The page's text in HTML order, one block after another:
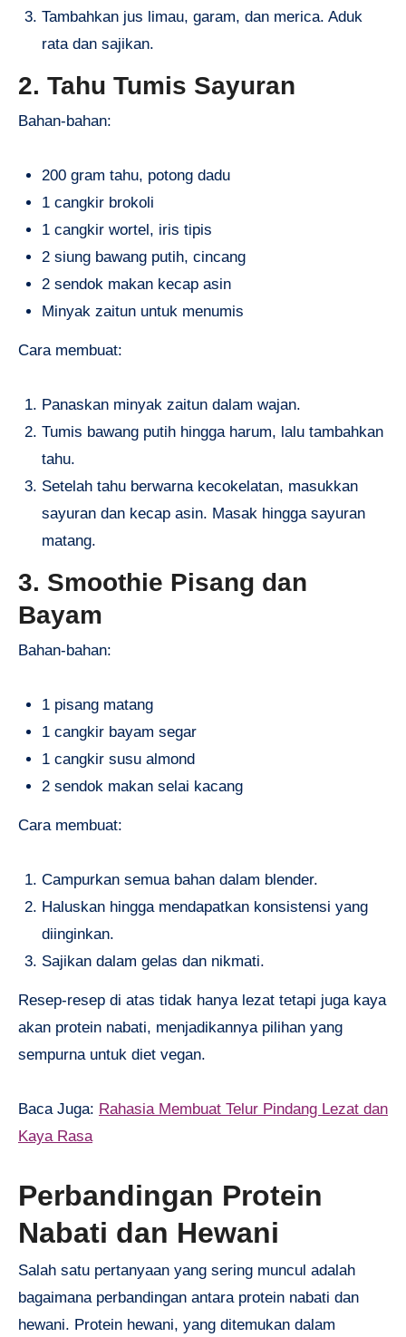
Tambahkan jus limau, garam, dan merica. Aduk
rata dan sajikan.
2. Tahu Tumis Sayuran
Bahan-bahan:
200 gram tahu, potong dadu
1 cangkir brokoli
1 cangkir wortel, iris tipis
2 siung bawang putih, cincang
2 sendok makan kecap asin
Minyak zaitun untuk menumis
Cara membuat:
Panaskan minyak zaitun dalam wajan.
Tumis bawang putih hingga harum, lalu tambahkan
tahu.
Setelah tahu berwarna kecokelatan, masukkan
sayuran dan kecap asin. Masak hingga sayuran
matang.
3. Smoothie Pisang dan
Bayam
Bahan-bahan:
1 pisang matang
1 cangkir bayam segar
1 cangkir susu almond
2 sendok makan selai kacang
Cara membuat:
Campurkan semua bahan dalam blender.
Haluskan hingga mendapatkan konsistensi yang
diinginkan.
Sajikan dalam gelas dan nikmati.
Resep-resep di atas tidak hanya lezat tetapi juga kaya
akan protein nabati, menjadikannya pilihan yang
sempurna untuk diet vegan.
Baca Juga: Rahasia Membuat Telur Pindang Lezat dan
Kaya Rasa
Perbandingan Protein
Nabati dan Hewani
Salah satu pertanyaan yang sering muncul adalah
bagaimana perbandingan antara protein nabati dan
hewani. Protein hewani, yang ditemukan dalam